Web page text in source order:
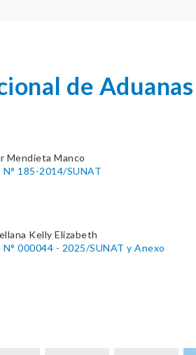
de
Mendieta Manco
185-2014/SUNAT
Kelly Elizabeth
000044 - 2025/SUNAT y Anexo